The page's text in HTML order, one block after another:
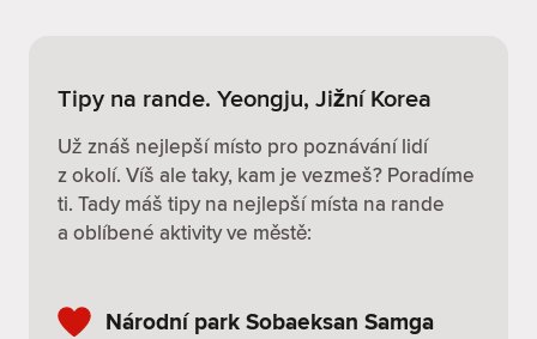
Tipy na rande. Yeongju, Jižní Korea
Už znáš nejlepší místo pro poznávání lidí
z okolí. Víš ale taky, kam je vezmeš? Poradíme
ti. Tady máš tipy na nejlepší místa na rande
a oblíbené aktivity ve městě:
Národní park Sobaeksan Samga